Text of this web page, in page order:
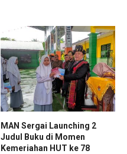
MAN Sergai Launching 2
Judul Buku di Momen
Kemeriahan HUT ke 78